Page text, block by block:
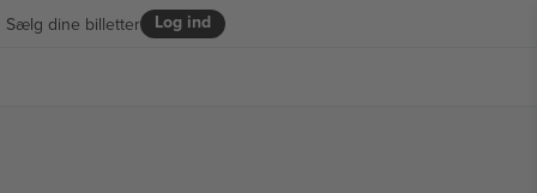
Log ind
Sælg dine billetter